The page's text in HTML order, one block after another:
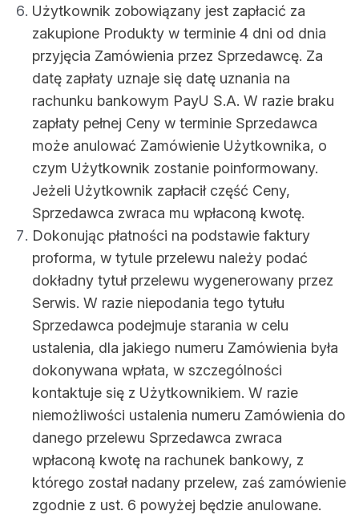
Użytkownik zobowiązany jest zapłacić za
zakupione Produkty w terminie 4 dni od dnia
przyjęcia Zamówienia przez Sprzedawcę. Za
datę zapłaty uznaje się datę uznania na
rachunku bankowym PayU S.A. W razie braku
zapłaty pełnej Ceny w terminie Sprzedawca
może anulować Zamówienie Użytkownika, o
czym Użytkownik zostanie poinformowany.
Jeżeli Użytkownik zapłacił część Ceny,
Sprzedawca zwraca mu wpłaconą kwotę.
Dokonując płatności na podstawie faktury
proforma, w tytule przelewu należy podać
dokładny tytuł przelewu wygenerowany przez
Serwis. W razie niepodania tego tytułu
Sprzedawca podejmuje starania w celu
ustalenia, dla jakiego numeru Zamówienia była
dokonywana wpłata, w szczególności
kontaktuje się z Użytkownikiem. W razie
niemożliwości ustalenia numeru Zamówienia do
danego przelewu Sprzedawca zwraca
wpłaconą kwotę na rachunek bankowy, z
którego został nadany przelew, zaś zamówienie
zgodnie z ust. 6 powyżej będzie anulowane.